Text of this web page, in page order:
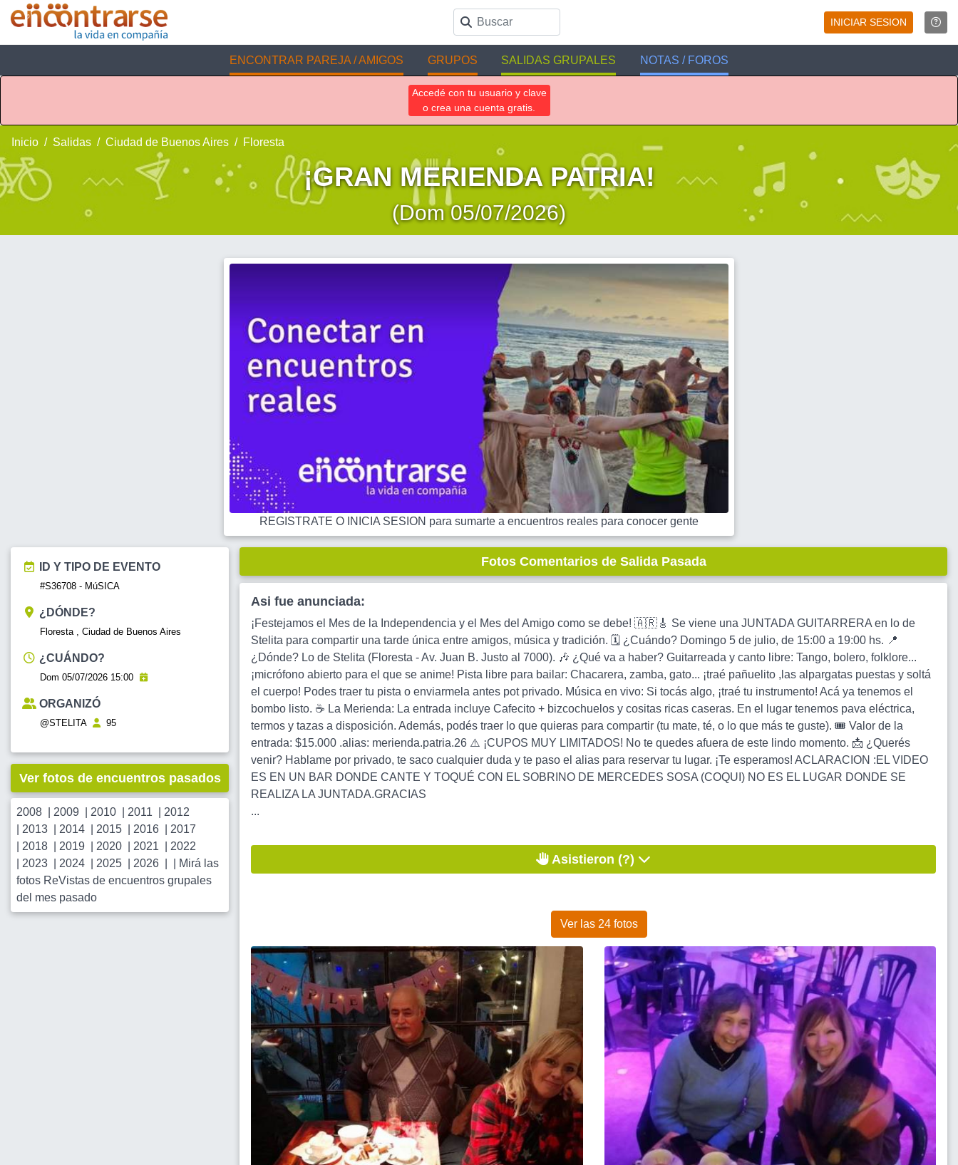
INICIAR SESION
ENCONTRAR PAREJA / AMIGOS GRUPOS SALIDAS GRUPALES NOTAS / FOROS
Accedé con tu usuario y clave
o crea una cuenta gratis.
Inicio Salidas Ciudad de Buenos Aires Floresta
¡GRAN MERIENDA PATRIA!
(Dom 05/07/2026)
REGISTRATE O INICIA SESION para sumarte a encuentros reales para conocer gente
ID Y TIPO DE EVENTO
#S36708 - MúSICA
¿DÓNDE?
Floresta , Ciudad de Buenos Aires
¿CUÁNDO?
Dom 05/07/2026 15:00
ORGANIZÓ
@STELITA 95
Ver fotos de encuentros pasados
2008 2009 2010 2011
2012
2013 2014 2015 2016
2017
2018 2019 2020 2021
2022
2023 2024 2025 2026
Mirá las
fotos ReVistas de encuentros grupales
del mes pasado
Fotos Comentarios de Salida Pasada
Asi fue anunciada:
¡Festejamos el Mes de la Independencia y el Mes del Amigo como se debe! 🇦🇷🎸 Se viene una JUNTADA GUITARRERA en lo de
Stelita para compartir una tarde única entre amigos, música y tradición. 🗓️ ¿Cuándo? Domingo 5 de julio, de 15:00 a 19:00 hs. 📍
¿Dónde? Lo de Stelita (Floresta - Av. Juan B. Justo al 7000). 🎶 ¿Qué va a haber? Guitarreada y canto libre: Tango, bolero, folklore...
¡micrófono abierto para el que se anime! Pista libre para bailar: Chacarera, zamba, gato... ¡traé pañuelito ,las alpargatas puestas y soltá
el cuerpo! Podes traer tu pista o enviarmela antes pot privado. Música en vivo: Si tocás algo, ¡traé tu instrumento! Acá ya tenemos el
bombo listo. ☕ La Merienda: La entrada incluye Cafecito + bizcochuelos y cositas ricas caseras. En el lugar tenemos pava eléctrica,
termos y tazas a disposición. Además, podés traer lo que quieras para compartir (tu mate, té, o lo que más te guste). 🎟️ Valor de la
entrada: $15.000 .alias: merienda.patria.26 ⚠️ ¡CUPOS MUY LIMITADOS! No te quedes afuera de este lindo momento. 📩 ¿Querés
venir? Hablame por privado, te saco cualquier duda y te paso el alias para reservar tu lugar. ¡Te esperamos! ACLARACION :EL VIDEO
ES EN UN BAR DONDE CANTE Y TOQUÉ CON EL SOBRINO DE MERCEDES SOSA (COQUI) NO ES EL LUGAR DONDE SE
REALIZA LA JUNTADA.GRACIAS
...
Asistieron (?)
Ver las 24 fotos